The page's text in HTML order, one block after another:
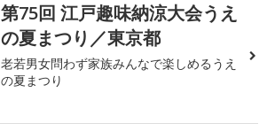
第75回 江戸趣味納涼大会うえ
の夏まつり／東京都
老若男女問わず家族みんなで楽しめるうえ
の夏まつり